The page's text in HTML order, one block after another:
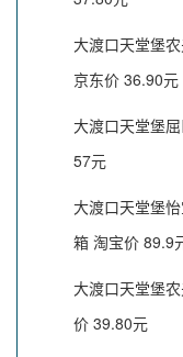
大渡口天堂堡
京东价 36.90元
大渡口天堂堡
57元
大渡口天堂堡
箱 淘宝价 89.9
大渡口天堂堡
价 39.80元